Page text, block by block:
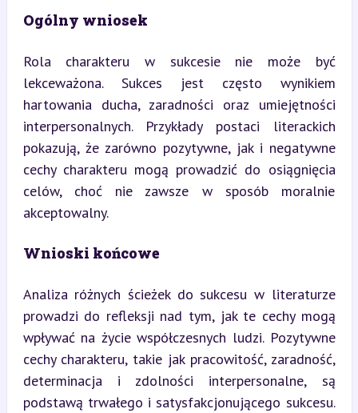
Ogólny wniosek
Rola charakteru w sukcesie nie może być
lekceważona. Sukces jest często wynikiem
hartowania ducha, zaradności oraz umiejętności
interpersonalnych. Przykłady postaci literackich
pokazują, że zarówno pozytywne, jak i negatywne
cechy charakteru mogą prowadzić do osiągnięcia
celów, choć nie zawsze w sposób moralnie
akceptowalny.
Wnioski końcowe
Analiza różnych ścieżek do sukcesu w literaturze
prowadzi do refleksji nad tym, jak te cechy mogą
wpływać na życie współczesnych ludzi. Pozytywne
cechy charakteru, takie jak pracowitość, zaradność,
determinacja i zdolności interpersonalne, są
podstawą trwałego i satysfakcjonującego sukcesu.